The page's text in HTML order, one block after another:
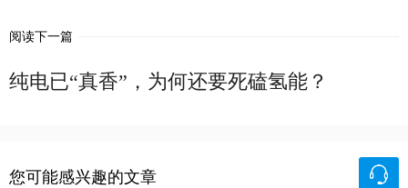
阅读下一篇
纯电已“真香”，为何还要死磕氢能？
您可能感兴趣的文章